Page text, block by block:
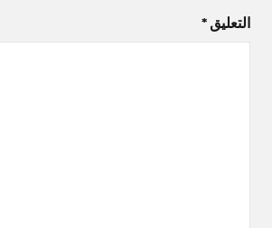
التعليق *